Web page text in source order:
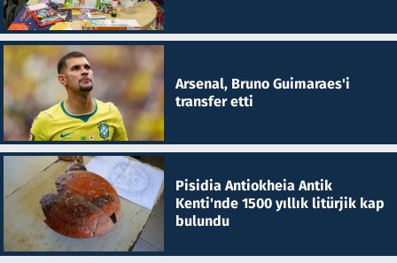
Arsenal, Bruno Guimaraes'i
transfer etti
Pisidia Antiokheia Antik
Kenti'nde 1500 yıllık litürjik kap
bulundu